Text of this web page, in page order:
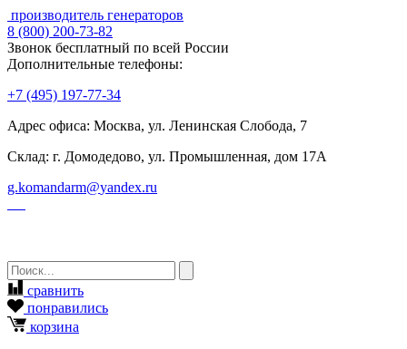
производитель генераторов
8 (800) 200-73-82
Звонок бесплатный по всей России
Дополнительные телефоны:
+7 (495) 197-77-34
Адрес офиса: Москва, ул. Ленинская Слобода, 7
Склад: г. Домодедово, ул. Промышленная, дом 17А
g.komandarm@yandex.ru
сравнить
понравились
корзина